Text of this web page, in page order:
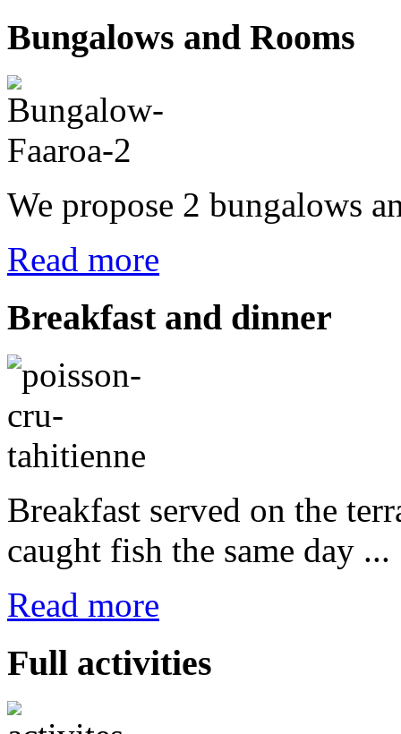
Bungalows and Rooms
We propose 2 bungalows
Read more
Breakfastand dinner
Breakfast served on the
caught fish the same day ...
Read more
Full activities